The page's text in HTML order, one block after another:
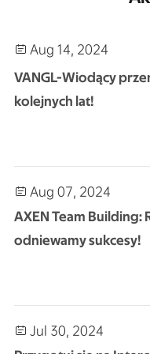
VANGL zdobył
wiodącej marki
chińskim
uruchomił pompę
R32 na
 Aug 14, 2024
VANGL-Wiodący
kolejnych lat!
 Aug 07, 2024
AXEN Team Building:
odniewamy sukcesy!
 Jul 30, 2024